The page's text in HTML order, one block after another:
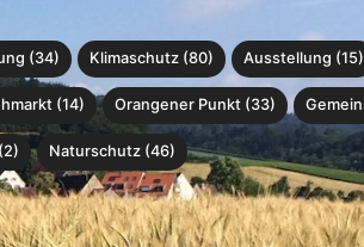
(34) Klimaschutz (80) Ausstellung (15)
(14) Orangener Punkt (33)
Naturschutz (46)